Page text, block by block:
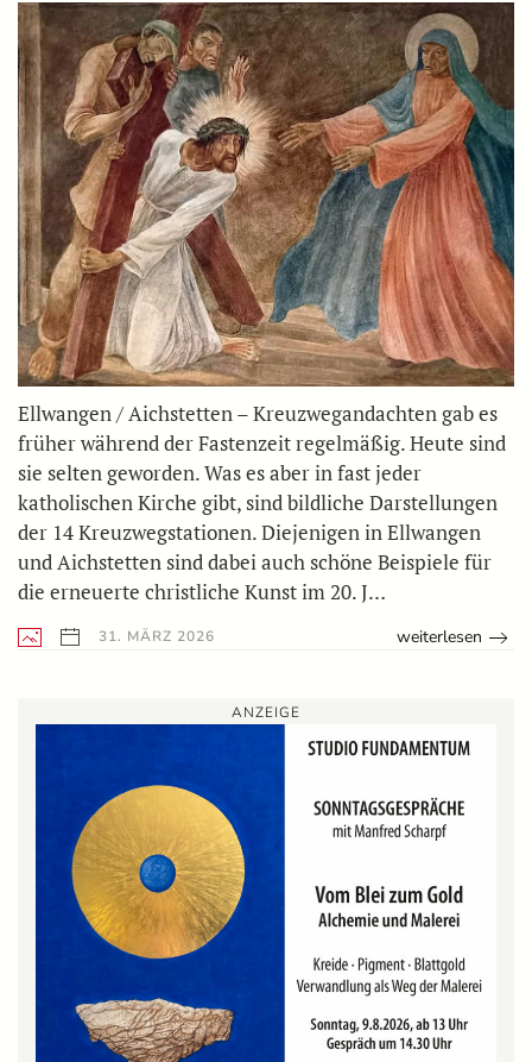
Ellwangen / Aichstetten – Kreuzwegandachten gab es
früher während der Fastenzeit regelmäßig. Heute sind
sie selten geworden. Was es aber in fast jeder
katholischen Kirche gibt, sind bildliche Darstellungen
der 14 Kreuzwegstationen. Diejenigen in Ellwangen
und Aichstetten sind dabei auch schöne Beispiele für
die erneuerte christliche Kunst im 20. J…
31. MÄRZ 2026 weiterlesen
ANZEIGE